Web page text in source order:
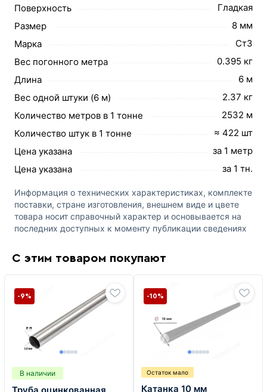
Поверхность
Гладкая
Размер
8 мм
Марка
Ст3
Вес погонного метра
0.395 кг
Длина
6 м
Вес одной штуки (6 м)
2.37 кг
Количество метров в 1 тонне
2532 м
Количество штук в 1 тонне
≈ 422 шт
Цена указана
за 1 метр
Цена указана
за 1 тн.
Информация о технических характеристиках, комплекте
поставки, стране изготовления, внешнем виде и цвете
товара носит справочный характер и основывается на
последних доступных к моменту публикации сведениях
С этим товаром покупают
В наличии
-9%
Остаток мало
Катанка 10 мм
-10%